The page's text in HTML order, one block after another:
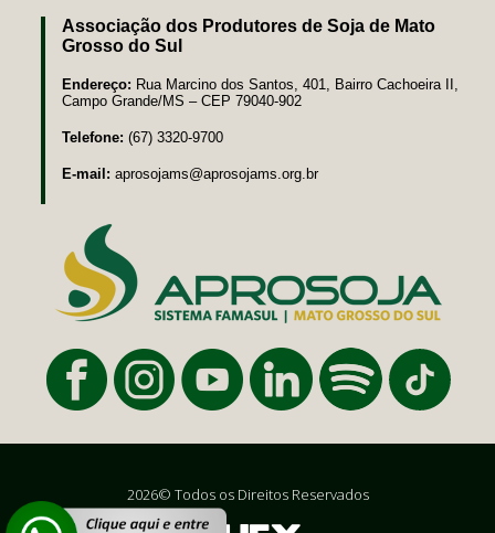
Associação dos Produtores de Soja de Mato
Grosso do Sul
Endereço: Rua Marcino dos Santos, 401, Bairro Cachoeira II,
Campo Grande/MS – CEP 79040-902
Telefone: (67) 3320-9700
E-mail: aprosojams@aprosojams.org.br
2026© Todos os Direitos Reservados